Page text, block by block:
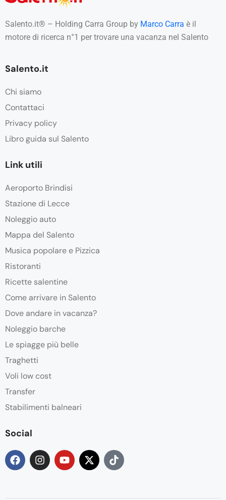
Salento.it® – Holding Carra Group by Marco Carra è il
motore di ricerca n°1 per trovare una vacanza nel Salento
Salento.it
Chi siamo
Contattaci
Privacy policy
Libro guida sul Salento
Link utili
Aeroporto Brindisi
Stazione di Lecce
Noleggio auto
Mappa del Salento
Musica popolare e Pizzica
Ristoranti
Ricette salentine
Come arrivare in Salento
Dove andare in vacanza?
Noleggio barche
Le spiagge più belle
Traghetti
Voli low cost
Transfer
Stabilimenti balneari
Social